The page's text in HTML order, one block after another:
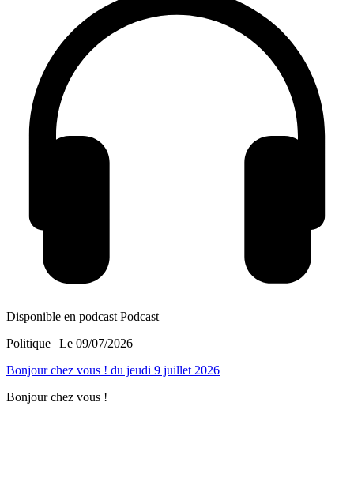
Disponible en podcast Podcast
Politique | Le 09/07/2026
Bonjour chez vous ! du jeudi 9 juillet 2026
Bonjour chez vous !